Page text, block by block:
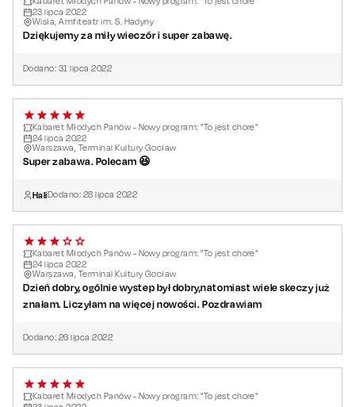
23 lipca 2022
Wisła, Amfiteatr im. S. Hadyny
Dziękujemy za miły wieczór i super zabawę.
Dodano: 31 lipca 2022
Kabaret Młodych Panów - Nowy program: "To jest chore"
24lipca 2022
Warszawa, Terminal Kultury Gocław
Super zabawa. Polecam 😆
HaliDodano: 28 lipca 2022
Kabaret Młodych Panów - Nowy program: "To jest chore"
24lipca 2022
Warszawa, Terminal Kultury Gocław
Dzień dobry, ogólnie wystep był dobry,natomiast wiele skeczy już
znałam. Liczyłam na więcej nowości. Pozdrawiam
Dodano: 26 lipca 2022
Kabaret Młodych Panów - Nowy program: "To jest chore"